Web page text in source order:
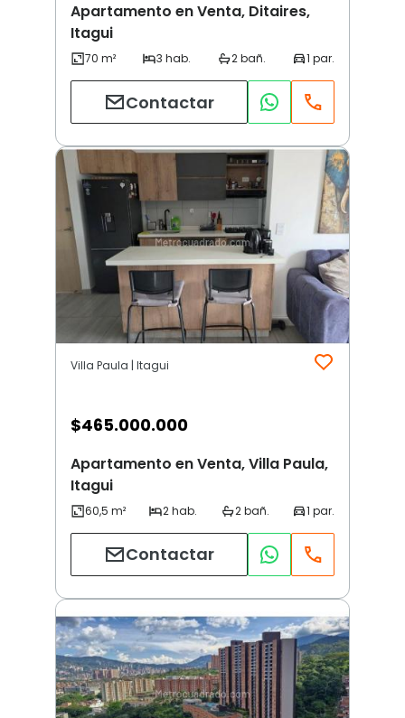
Apartamento en Venta, Ditaires,
Itagui
Contactar
Villa Paula | Itagui
$465.000.000
Apartamento en Venta, Villa Paula,
Itagui
Contactar